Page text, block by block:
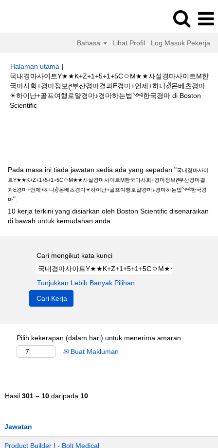
Bahasa Lihat Profil Log Masuk Pekerja
Halaman utama |
국내경마사이트Y★★K+Z+1+5+1+5CㅇM★★사설경마사이트M한
국마사회+경마정보ཊ부산경마결과E경마+언제+하나✌몬베츠경마
☀하이난+골프여행로얄경마♪경마하는법༺한국경마 di Boston
Scientific(halaman
Pada masa ini tiada jawatan sedia ada yang sepadan "국내경마사이
트Y★★K+Z+1+5+1+5CㅇM★★사설경마사이트M한국마사회+경마정보ཊ부산경마결
과E경마+언제+하나✌몬베츠경마☀하이난+골프여행로얄경마♪경마하는법༺한국경
마".
10 kerja terkini yang disiarkan oleh Boston Scientific disenaraikan
di bawah untuk kemudahan anda.
Cari mengikut kata kunci
Tunjukkan Lebih Banyak Pilihan
Pilih kekerapan (dalam hari) untuk menerima amaran:
Buat Makluman
Hasil 301 – 10 daripada 10
Jawatan
Product Builder I - Bolt Medical